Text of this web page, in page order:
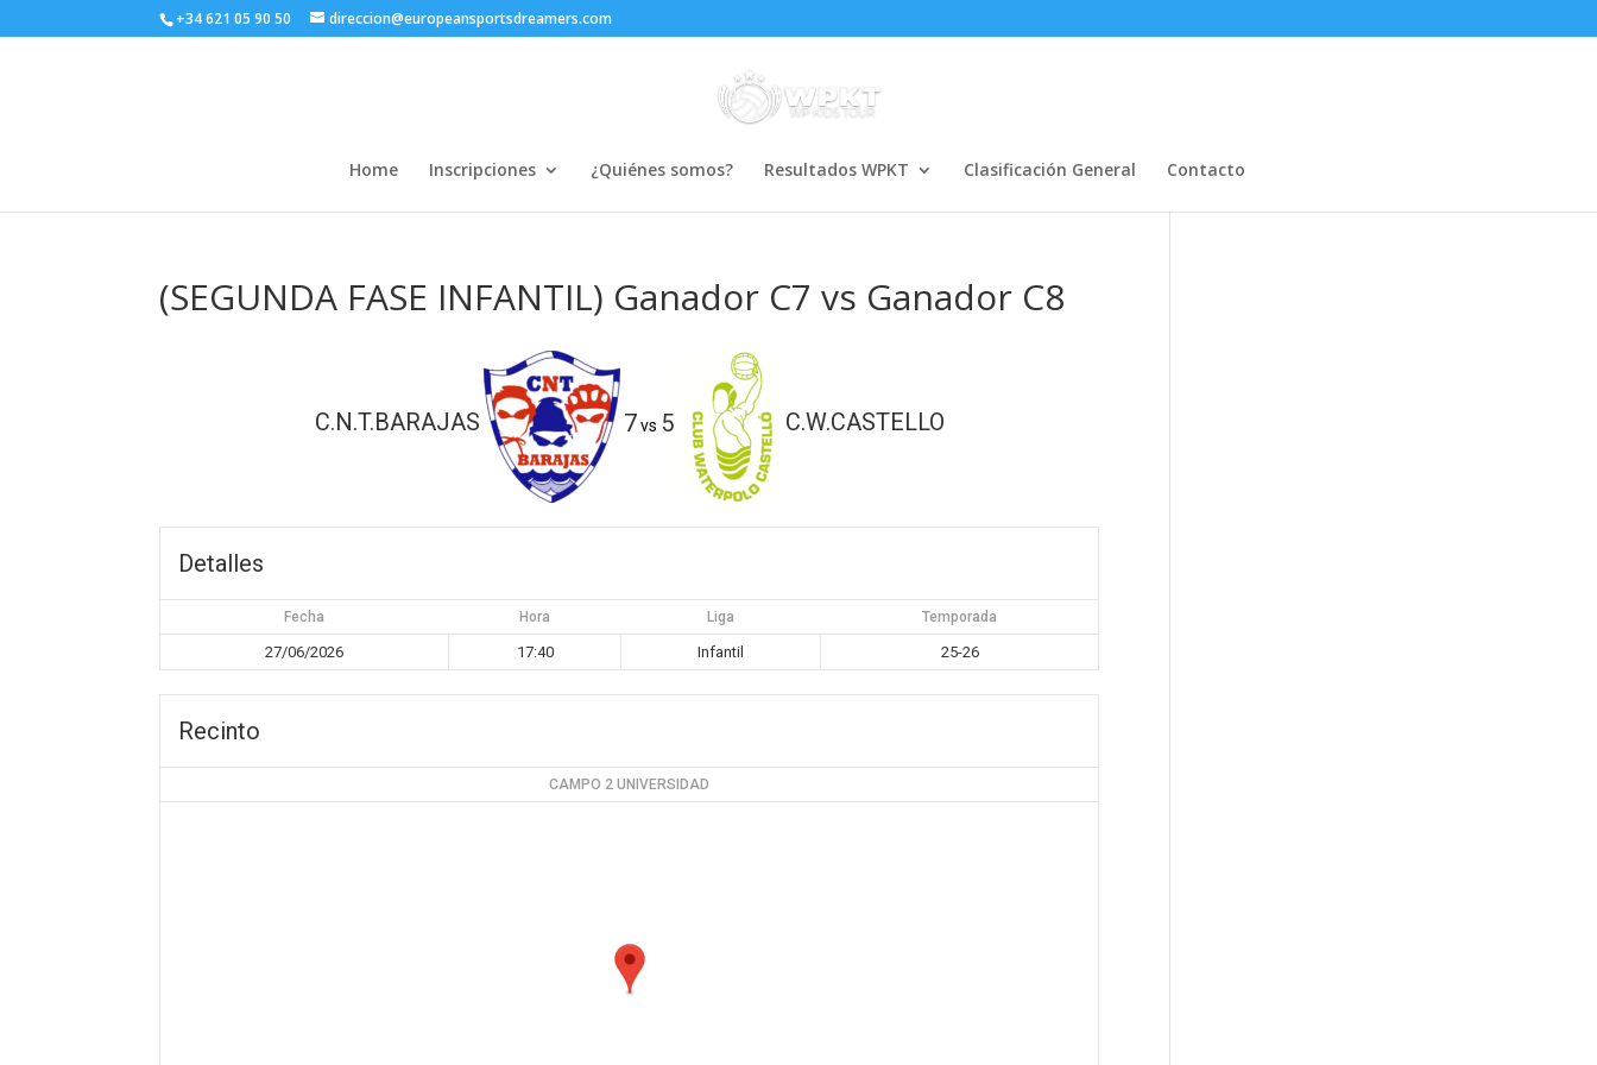
+34 621 05 90 50 direccion@europeansportsdreamers.com
Home Inscripciones ¿Quiénes somos? Resultados WPKT Clasificación General Contacto
(SEGUNDA FASE INFANTIL) Ganador C7 vs Ganador C8
C.N.T.BARAJAS 7vs 5 C.W.CASTELLO
Detalles
Fecha Hora Liga Temporada
27/06/2026 17:40 Infantil 25-26
Recinto
CAMPO 2 UNIVERSIDAD